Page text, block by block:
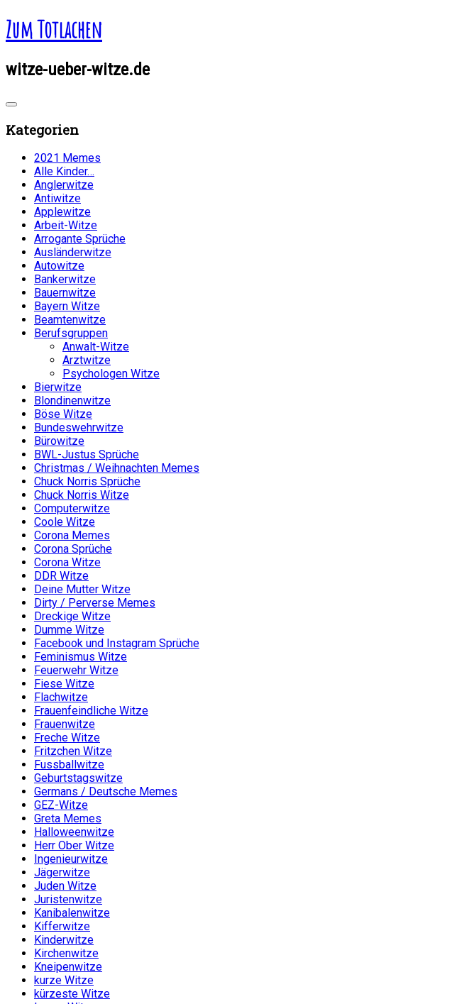
Zum Totlachen
witze-ueber-witze.de
Kategorien
2021 Memes
Alle Kinder…
Anglerwitze
Antiwitze
Applewitze
Arbeit-Witze
Arrogante Sprüche
Ausländerwitze
Autowitze
Bankerwitze
Bauernwitze
Bayern Witze
Beamtenwitze
Berufsgruppen
Anwalt-Witze
Arztwitze
Psychologen Witze
Bierwitze
Blondinenwitze
Böse Witze
Bundeswehrwitze
Bürowitze
BWL-Justus Sprüche
Christmas / Weihnachten Memes
Chuck Norris Sprüche
Chuck Norris Witze
Computerwitze
Coole Witze
Corona Memes
Corona Sprüche
Corona Witze
DDR Witze
Deine Mutter Witze
Dirty / Perverse Memes
Dreckige Witze
Dumme Witze
Facebook und Instagram Sprüche
Feminismus Witze
Feuerwehr Witze
Fiese Witze
Flachwitze
Frauenfeindliche Witze
Frauenwitze
Freche Witze
Fritzchen Witze
Fussballwitze
Geburtstagswitze
Germans / Deutsche Memes
GEZ-Witze
Greta Memes
Halloweenwitze
Herr Ober Witze
Ingenieurwitze
Jägerwitze
Juden Witze
Juristenwitze
Kanibalenwitze
Kifferwitze
Kinderwitze
Kirchenwitze
Kneipenwitze
kurze Witze
kürzeste Witze